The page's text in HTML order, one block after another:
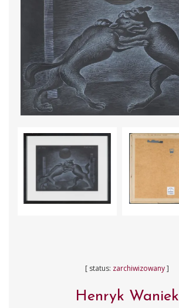
[ status: zarchiwizowany]
Henryk Waniek